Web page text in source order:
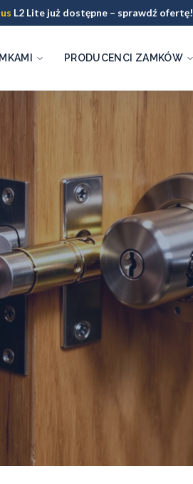
L2 Lite już dostępne – sprawdź ofertę!
PRODUCENCI ZAMKÓW